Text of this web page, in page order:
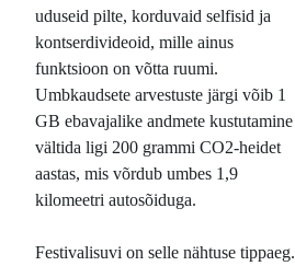
uduseid pilte, korduvaid selfisid ja
kontserdivideoid, mille ainus
funktsioon on võtta ruumi.
Umbkaudsete arvestuste järgi võib 1
GB ebavajalike andmete kustutamine
vältida ligi 200 grammi CO2-heidet
aastas, mis võrdub umbes 1,9
kilomeetri autosõiduga.
Festivalisuvi on selle nähtuse tippaeg.